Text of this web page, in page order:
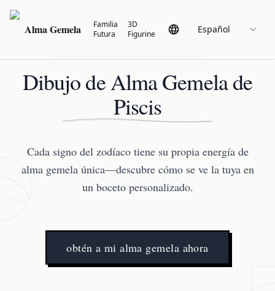
Alma Gemela
Familia
Futura
3D
Figurine
Español
Dibujo de Alma Gemela de
Piscis
Cada signo del zodíaco tiene su propia energía de
alma gemela única—descubre cómo se ve la tuya en
un boceto personalizado.
obtén a mi alma gemela ahora